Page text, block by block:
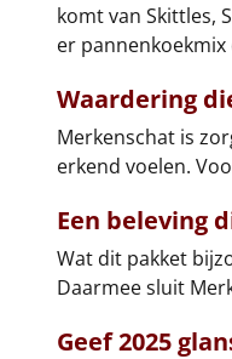
komt van Skittles,
er
Waardering
Merkenschat is
erkend voelen.
Een beleving
Wat dit pakket
Daarmee sluit
Geef 2025